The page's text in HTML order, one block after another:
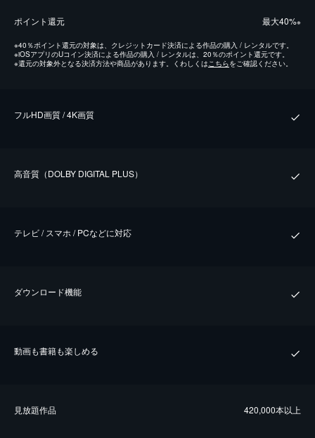
ポイント還元 最⼤40%※
※40％ポイント還元の対象は、クレジットカード決済による作品の購入 / レンタルです。
※iOSアプリのUコイン決済による作品の購入 / レンタルは、20％のポイント還元です。
※還元の対象外となる決済方法や商品があります。くわしくはこちらをご確認ください。
フルHD画質 / 4K画質
⾼⾳質（DOLBY DIGITAL PLUS）
テレビ / スマホ / PCなどに対応
ダウンロード機能
動画も書籍も楽しめる
⾒放題作品 420,000本以上